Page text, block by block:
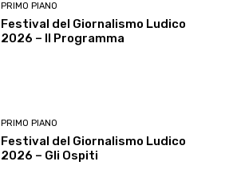
PRIMO PIANO
Festival del Giornalismo Ludico
2026 – Il Programma
PRIMO PIANO
Festival del Giornalismo Ludico
2026 – Gli Ospiti